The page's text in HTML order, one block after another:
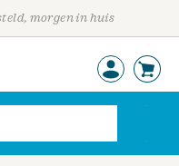
morgen in huis